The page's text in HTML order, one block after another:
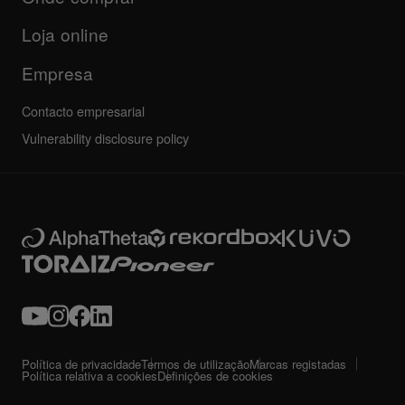
Fórum da comunidade
Suporte, reparação, garantia
Outros
Todas as notícias
Loja online
Empresa
Contacto empresarial
Vulnerability disclosure policy
Política de privacidadeTermos de utilizaçãoMarcas registadas
Política relativa a cookiesDefinições de cookies